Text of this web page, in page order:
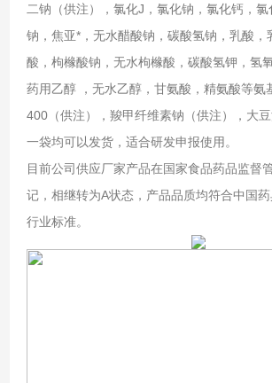
二钠（供注），氯化J，氯化钠，氯化钙，
钠，焦亚*，无水醋酸钠，碳酸氢钠，乳酸，
酸，枸橼酸钠，无水枸橼酸，碳酸氢钾，氢
药用乙醇 ，无水乙醇，甘氨酸，精氨酸等氨
400（供注），羧甲纤维素钠（供注），大
一袋均可以发货，适合研发申报使用。
目前公司供应厂家产品在国家食品药品监督
记，相继转为A状态，产品品质均符合中国
行业标准。